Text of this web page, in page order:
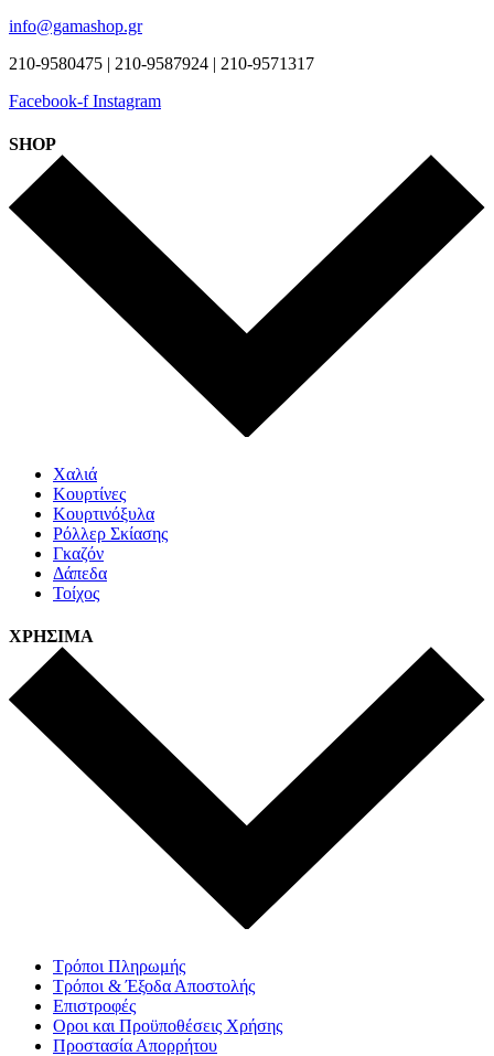
info@gamashop.gr
210-9580475 | 210-9587924 | 210-9571317
Facebook-f Instagram
SHOP
Χαλιά
Κουρτίνες
Κουρτινόξυλα
Ρόλλερ Σκίασης
Γκαζόν
Δάπεδα
Τοίχος
ΧΡΗΣΙΜΑ
Τρόποι Πληρωμής
Τρόποι & Έξοδα Αποστολής
Επιστροφές
Οροι και Προϋποθέσεις Χρήσης
Προστασία Απορρήτου